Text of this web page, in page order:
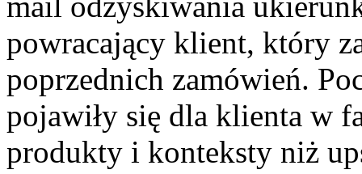
powracający klient, który
poprzednich zamówień.
pojawiły się dla klienta w
produkty i konteksty niż